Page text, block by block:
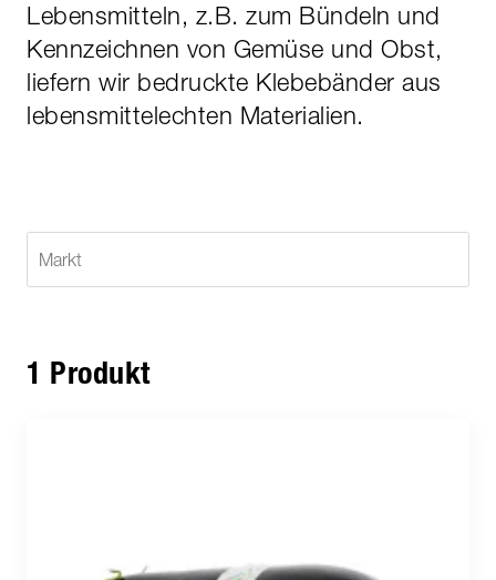
Lebensmitteln, z.B. zum Bündeln und
Kennzeichnen von Gemüse und Obst,
liefern wir bedruckte Klebebänder aus
lebensmittelechten Materialien.
1 Produkt